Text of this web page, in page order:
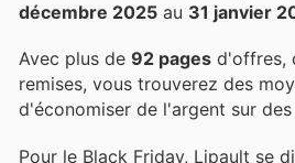
décembre 2025 au 31 janvier
Avec plus de 92 pages d'offres,
remises, vous trouverez des
d'économiser de l'argent sur
Pour le Black Friday, Lipault se